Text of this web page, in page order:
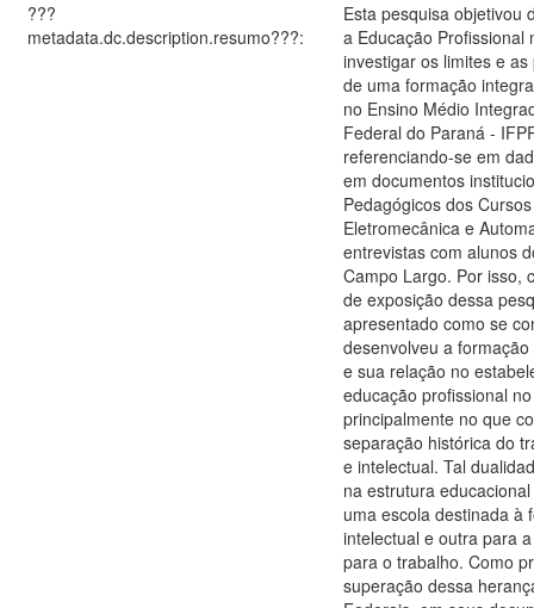
???
metadata.dc.description.resumo???:
Esta pesquisa objetivou
a Educação Profissional
investigar os limites e
de uma formação
no Ensino Médio
Federal do Paraná -
referenciando-se em
em documentos
Pedagógicos dos
Eletromecânica e
entrevistas com alunos
Campo Largo. Por isso,
de exposição dessa
apresentado como se
desenvolveu a
e sua relação no
educação profissional
principalmente no que
separação histórica do
e intelectual. Tal
na estrutura
uma escola destinada à
intelectual e outra para
para o trabalho. Como
superação dessa